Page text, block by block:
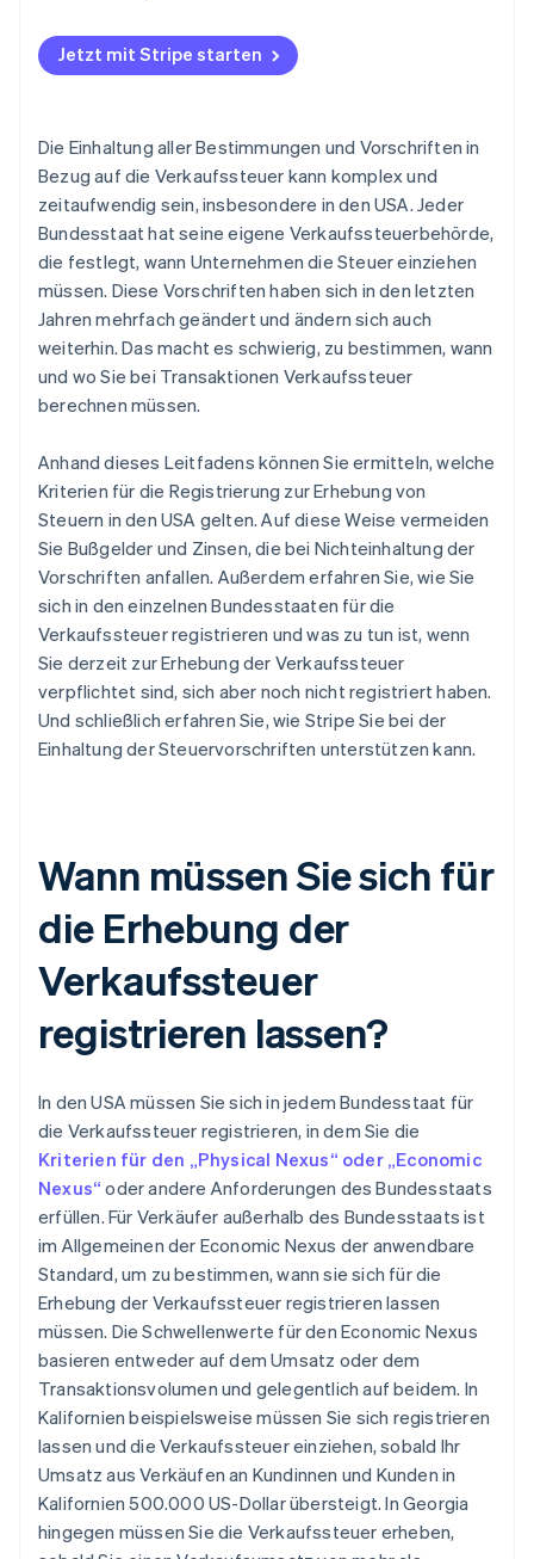
Jetzt mit Stripe starten
Die Einhaltung aller Bestimmungen und Vorschriften in
Bezug auf die Verkaufssteuer kann komplex und
zeitaufwendig sein, insbesondere in den USA. Jeder
Bundesstaat hat seine eigene Verkaufssteuerbehörde,
die festlegt, wann Unternehmen die Steuer einziehen
müssen. Diese Vorschriften haben sich in den letzten
Jahren mehrfach geändert und ändern sich auch
weiterhin. Das macht es schwierig, zu bestimmen, wann
und wo Sie bei Transaktionen Verkaufssteuer
berechnen müssen.
Anhand dieses Leitfadens können Sie ermitteln, welche
Kriterien für die Registrierung zur Erhebung von
Steuern in den USA gelten. Auf diese Weise vermeiden
Sie Bußgelder und Zinsen, die bei Nichteinhaltung der
Vorschriften anfallen. Außerdem erfahren Sie, wie Sie
sich in den einzelnen Bundesstaaten für die
Verkaufssteuer registrieren und was zu tun ist, wenn
Sie derzeit zur Erhebung der Verkaufssteuer
verpflichtet sind, sich aber noch nicht registriert haben.
Und schließlich erfahren Sie, wie Stripe Sie bei der
Einhaltung der Steuervorschriften unterstützen kann.
Wann müssen Sie sich für
die Erhebung der
Verkaufssteuer
registrieren lassen?
In den USA müssen Sie sich in jedem Bundesstaat für
die Verkaufssteuer registrieren, in dem Sie die
Kriterien für den „Physical Nexus“ oder „Economic
Nexus“ oder andere Anforderungen des Bundesstaats
erfüllen. Für Verkäufer außerhalb des Bundesstaats ist
im Allgemeinen der Economic Nexus der anwendbare
Standard, um zu bestimmen, wann sie sich für die
Erhebung der Verkaufssteuer registrieren lassen
müssen. Die Schwellenwerte für den Economic Nexus
basieren entweder auf dem Umsatz oder dem
Transaktionsvolumen und gelegentlich auf beidem. In
Kalifornien beispielsweise müssen Sie sich registrieren
lassen und die Verkaufssteuer einziehen, sobald Ihr
Umsatz aus Verkäufen an Kundinnen und Kunden in
Kalifornien 500.000 US-Dollar übersteigt. In Georgia
hingegen müssen Sie die Verkaufssteuer erheben,